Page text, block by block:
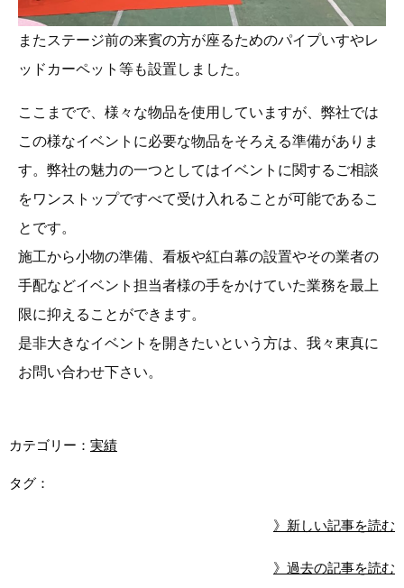
またステージ前の来賓の方が座るためのパイプいすやレ
ッドカーペット等も設置しました。
ここまでで、様々な物品を使用していますが、弊社では
この様なイベントに必要な物品をそろえる準備がありま
す。弊社の魅力の一つとしてはイベントに関するご相談
をワンストップですべて受け入れることが可能であるこ
とです。
施工から小物の準備、看板や紅白幕の設置やその業者の
手配などイベント担当者様の手をかけていた業務を最上
限に抑えることができます。
是非大きなイベントを開きたいという方は、我々東真に
お問い合わせ下さい。
カテゴリー： 実績
タグ：
》新しい記事を読む
》過去の記事を読む